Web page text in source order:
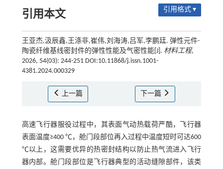
引用本文 引用格式 ▾
王亚杰,汲辰鑫,王涤非,崔伟,刘海涛,吕军,李鹏廷. 弹性元件-
陶瓷纤维基线密封件的弹性性能及气密性能[J]. 材料工程,
2026, 54(03): 244-251 DOI:10.11868/j.issn.1001-
4381.2024.000329
上一篇 下一篇
高速飞行器服役过程中，其表面气动热载荷严酷，飞行器
表面温度≥400 ℃，舱门段部位再入过程中温度短时可达600
℃以上，这需要优异的热密封结构以防止热气流进入飞行
器内部。舱门段部位是飞行器典型的活动缝隙部件，该类